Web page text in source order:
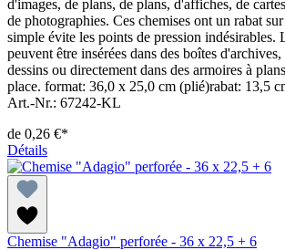
d'images, de plans, de plans, d'affiches, de
de photographies. Ces chemises ont un rabat
simple évite les points de pression indésirables.
peuvent être insérées dans des boîtes d'archives,
dessins ou directement dans des armoires à
place. format: 36,0 x 25,0 cm (plié)rabat: 13,5
Art.-Nr.: 67242-KL
de 0,26 €*
Détails
Chemise "Adagio" perforée - 36 x 22,5 + 6